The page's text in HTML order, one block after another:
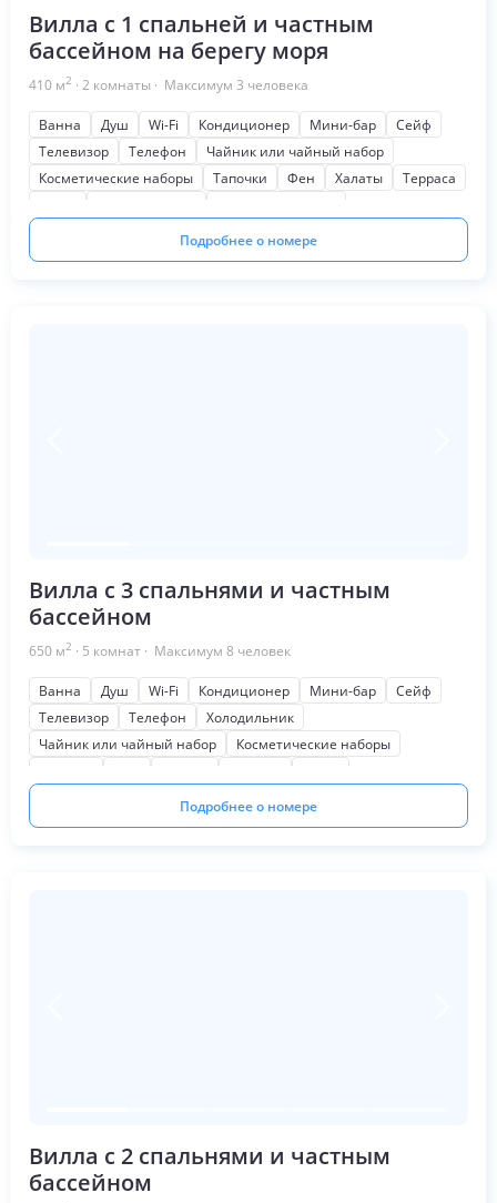
Вилла с 1 спальней и частным
бассейном на берегу моря
410 м2 · 2 комнаты · Максимум 3 человека
Ванна Душ Wi-Fi Кондиционер Мини-бар
Сейф
Телевизор
Телефон
Чайник или чайный набор
Косметические наборы
Тапочки Фен Халаты
Терраса
На море
Подробнее о номере
Вилла с 3 спальнями и частным
бассейном
650 м2 · 5 комнат · Максимум 8 человек
Ванна Душ Wi-Fi Кондиционер Мини-бар
Сейф
Телевизор
Телефон
Холодильник
Чайник или чайный набор
Косметические наборы
Письменный стол
Подробнее о номере
Вилла с 2 спальнями и частным
бассейном